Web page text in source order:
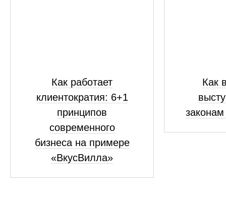
Как работает
клиентократия: 6+1
принципов
современного
бизнеса на примере
«ВкусВилла»
Как